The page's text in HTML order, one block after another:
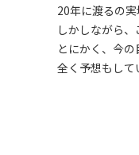
20年に渡るの
しかしながら
とにかく、今
全く予想もして